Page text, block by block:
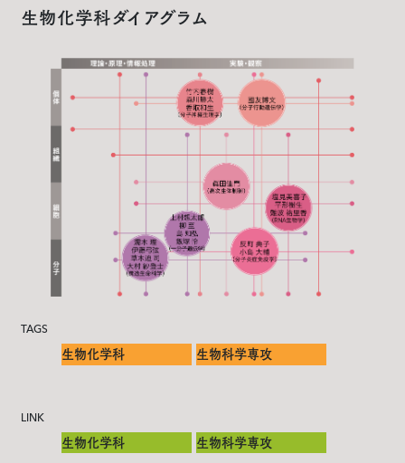
生物化学科ダイアグラム
TAGS
生物化学科 生物科学専攻
LINK
生物化学科 生物科学専攻